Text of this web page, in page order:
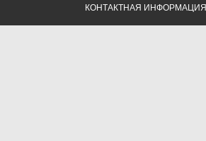
КОНТАКТНАЯ ИНФОРМАЦИЯ